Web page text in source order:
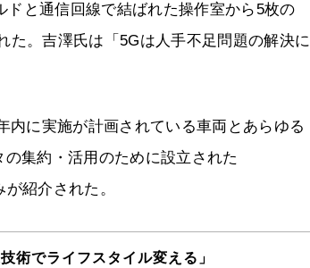
と通信回線で結ばれた操作室から5枚の
た。吉澤氏は「5Gは人手不足問題の解決に
内に実施が計画されている車両とあらゆる
集約・活用のために設立された
紹介された。
でライフスタイル変える」